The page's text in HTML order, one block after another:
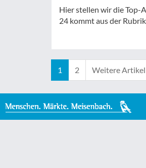
Hier stellen wir die Top-
24 kommt aus der Rubrik
1 2 Weitere Artikel